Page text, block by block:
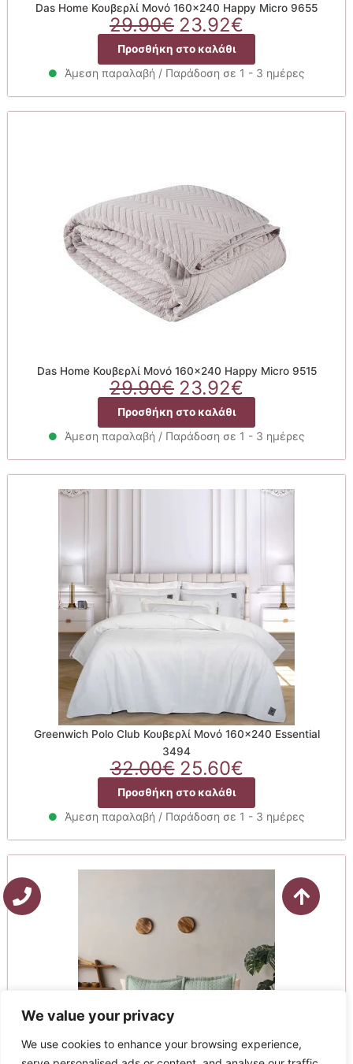
We value your privacy
We use cookies to enhance your browsing experience,
Das Home Κουβερλί Μονό 160×240 Happy Micro 9655
29.90€ Original
price
was:
29.90€.
23.92€
τρέχουσα
τιμή
είναι:
23.92€.
Προσθήκη στο καλάθι
Άμεση παραλαβή / Παράδοση σε 1 - 3 ημέρες
Das Home Κουβερλί Μονό 160×240 Happy Micro 9515
29.90€ Original
price
was:
29.90€.
23.92€
τρέχουσα
τιμή
είναι:
23.92€.
Προσθήκη στο καλάθι
Άμεση παραλαβή / Παράδοση σε 1 - 3 ημέρες
Greenwich Polo Club Κουβερλί Μονό 160×240 Essential
3494
32.00€ Original
price
was:
32.00€.
25.60€Η
τρέχουσα
τιμή
είναι:
25.60€.
Προσθήκη στο καλάθι
Άμεση παραλαβή / Παράδοση σε 1 - 3 ημέρες